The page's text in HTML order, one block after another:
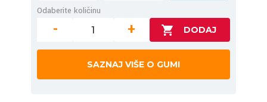
Odaberite količinu
- +
SAZNAJ VIŠE O GUMI